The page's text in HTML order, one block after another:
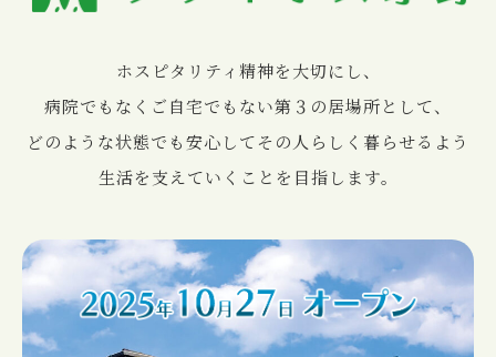
ホスピタリティ精神を⼤切にし、
病院でもなくご⾃宅でもない第３の居場所として、
どのような状態でも安⼼してその⼈らしく暮らせるよう
⽣活を⽀えていくことを⽬指します。